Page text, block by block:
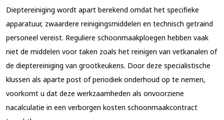
Dieptereiniging wordt apart berekend omdat het specifieke
apparatuur, zwaardere reinigingsmiddelen en technisch getraind
personeel vereist. Reguliere schoonmaakploegen hebben vaak
niet de middelen voor taken zoals het reinigen van vetkanalen of
de dieptereiniging van grootkeukens. Door deze specialistische
klussen als aparte post of periodiek onderhoud op te nemen,
voorkomt u dat deze werkzaamheden als onvoorziene
nacalculatie in een verborgen kosten schoonmaakcontract